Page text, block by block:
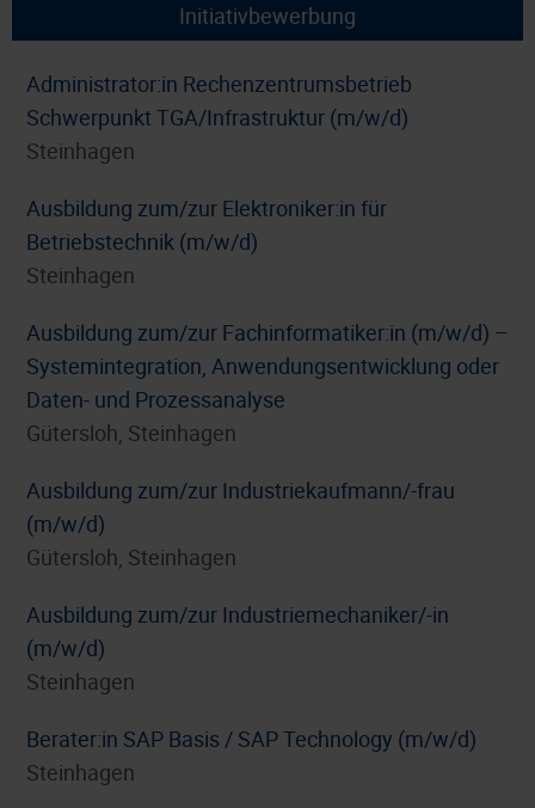
Initiativbewerbung
Administrator:in Rechenzentrumsbetrieb
Schwerpunkt TGA/Infrastruktur (m/w/d)
Steinhagen
Ausbildung zum/zur Elektroniker:in für
Betriebstechnik (m/w/d)
Steinhagen
Ausbildung zum/zur Fachinformatiker:in (m/w/d) –
Systemintegration, Anwendungsentwicklung oder
Daten- und Prozessanalyse
Gütersloh, Steinhagen
Ausbildung zum/zur Industriekaufmann/-frau
(m/w/d)
Gütersloh, Steinhagen
Ausbildung zum/zur Industriemechaniker/-in
(m/w/d)
Steinhagen
Berater:in SAP Basis / SAP Technology (m/w/d)
Steinhagen